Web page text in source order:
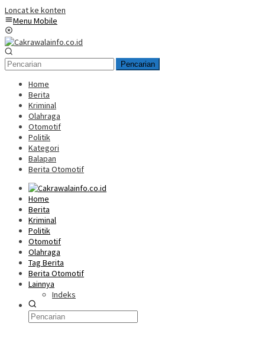
Loncat ke konten
Menu Mobile
Pencarian
Home
Berita
Kriminal
Olahraga
Otomotif
Politik
Kategori
Balapan
Berita Otomotif
Home
Berita
Kriminal
Politik
Otomotif
Olahraga
Tag Berita
Berita Otomotif
Lainnya
Indeks